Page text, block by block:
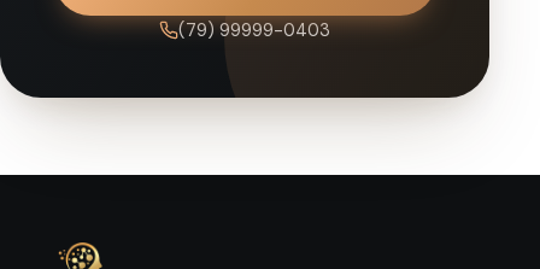
(79) 99999-0403